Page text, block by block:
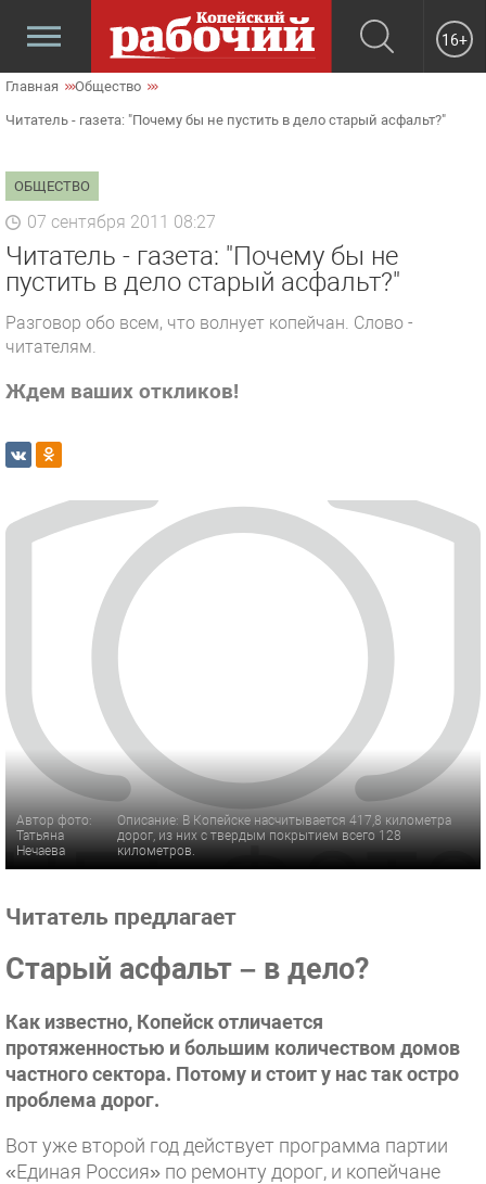
16+
Главная Общество
Читатель - газета: "Почему бы не пустить в дело старый асфальт?"
ОБЩЕСТВО
07 сентября 2011 08:27
Читатель - газета: "Почему бы не
пустить в дело старый асфальт?"
Разговор обо всем, что волнует копейчан. Слово -
читателям.
Ждем ваших откликов!
Автор фото:
Татьяна
Нечаева
Описание: В Копейске насчитывается 417,8 километра
дорог, из них с твердым покрытием всего 128
километров.
Читатель предлагает
Старый асфальт – в дело?
Как известно, Копейск отличается
протяженностью и большим количеством домов
частного сектора. Потому и стоит у нас так остро
проблема дорог.
Вот уже второй год действует программа партии
«Единая Россия» по ремонту дорог, и копейчане